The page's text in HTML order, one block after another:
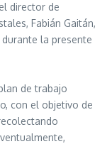
director de
Fabián Gaitán,
la presente
de trabajo
con el objetivo de